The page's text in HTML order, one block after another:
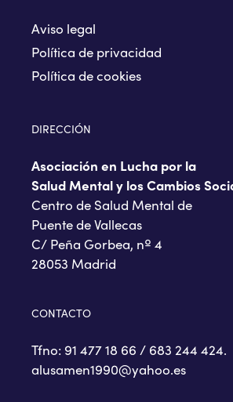
Aviso legal
Política de privacidad
Política de cookies
DIRECCIÓN
Asociación en Lucha por la
Salud Mental y los Cambios
Centro de Salud Mental de
Puente de Vallecas
C/ Peña Gorbea, nº 4
28053 Madrid
CONTACTO
Tfno: 91 477 18 66 / 683 244 424.
alusamen1990@yahoo.es